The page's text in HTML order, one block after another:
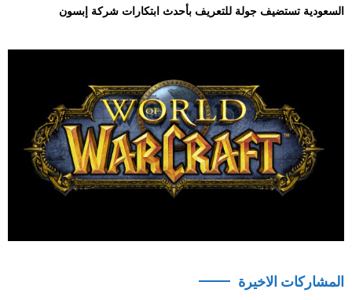
السعودية تستضيف جولة للتعريف بأحدث ابتكارات شركة إبسون
المشاركات الاخيرة